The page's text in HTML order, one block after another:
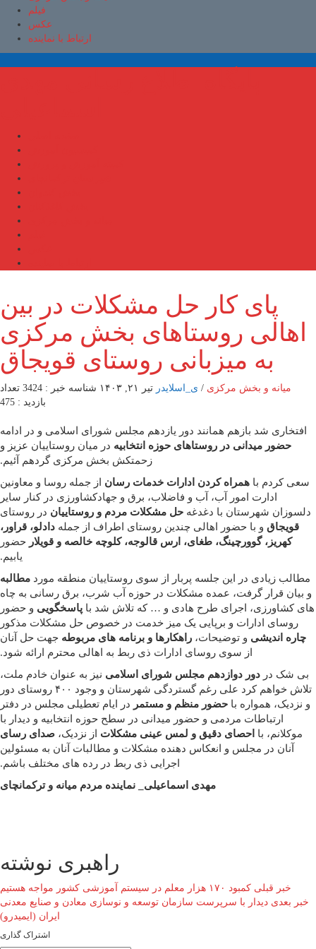
فیلم
عکس
ارتباط با نماینده
پای کار حل مشکلات در بین
اهالی روستاهای بخش مرکزی
به میزبانی روستای قویجاق
میانه و بخش مرکزی / ی_اسلایدر تیر ۲۱, ۱۴۰۳ شناسه خبر : 3424
تعداد
بازدید : 475
افتخاری شد بازهم همانند دور یازدهم مجلس شورای اسلامی و در ادامه
حضور میدانی در روستاهای حوزه انتخابیه در میان روستاییان عزیز و
زحمتکش بخش مرکزی گردهم آئیم.
سعی کردم با همراه کردن ادارات خدمات رسان از جمله روسا و معاونین
ادارت امور آب، آب و فاضلاب، برق و جهادکشاورزی در کنار سایر
دلسوزان شهرستان با دغدغه حل مشکلات مردم و روستاییان در روستای
قویجاق و با حضور اهالی چندین روستای اطراف از جمله دادلو، قراور،
کهریز، گوورچینگ، طغای، ارس قالوجه، کلوچه خالصه و قویلار حضور
یابیم.
مطالب زیادی در این جلسه پربار از سوی روستاییان منطقه مورد مطالبه
و بیان قرار گرفت، عمده مشکلات در حوزه آب شرب، برق رسانی به چاه
های کشاورزی، اجرای طرح هادی و … که تلاش شد با پاسخگویی و حضور
روسای ادارات و برپایی یک میز خدمت در خصوص حل مشکلات مذکور
چاره اندیشی و توضیحات، راهکارها و برنامه های مربوطه جهت حل آنان
از سوی روسای ادارات ذی ربط به اهالی محترم ارائه شود.
بی شک در دور دوازدهم مجلس شورای اسلامی نیز به عنوان خادم ملت،
تلاش خواهم کرد علی رغم گستردگی شهرستان و وجود ۴۰۰ روستای دور
و نزدیک، همواره با حضور منظم و مستمر در ایام تعطیلی مجلس در دفتر
ارتباطات مردمی و حضور میدانی در سطح حوزه انتخابیه و دیدار با
موکلانم، با احصای دقیق و لمس عینی مشکلات از نزدیک، صدای رسای
آنان در مجلس و انعکاس دهنده مشکلات و مطالبات آنان به مسئولین
اجرایی ذی ربط در رده های مختلف باشم.
مهدی اسماعیلی_ نماینده مردم میانه و ترکمانچای
راهبری نوشته
خبر قبلی کمبود ۱۷۰ هزار معلم در سیستم آموزشی کشور مواجه هستیم
خبر بعدی دیدار با سرپرست سازمان توسعه و نوسازی معادن و صنایع معدنی
ایران (ایمیدرو)
اشتراک گذاری